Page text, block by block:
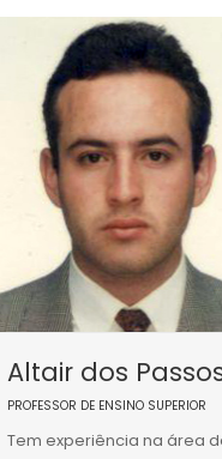
Altair dos
PROFESSOR DE ENSINO SUPERIOR
Tem experiência na área